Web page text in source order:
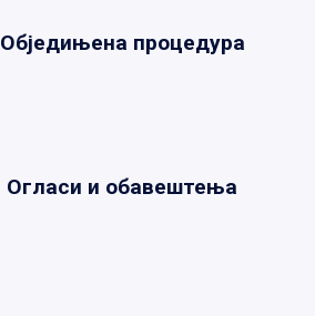
Обједињена процедура
Огласи и обавештења